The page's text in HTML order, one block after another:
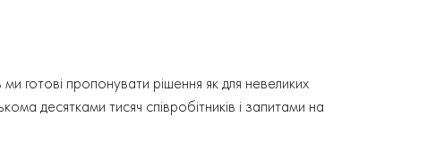
готові пропонувати рішення як для невеликих
десятками тисяч співробітників і запитами на